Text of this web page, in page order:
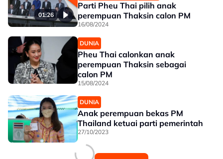
01:26
Parti Pheu Thai pilih anak
perempuan Thaksin calon PM
16/08/2024
DUNIA
Pheu Thai calonkan anak
perempuan Thaksin sebagai
calon PM
15/08/2024
DUNIA
Anak perempuan bekas PM
Thailand ketuai parti pemerintah
27/10/2023